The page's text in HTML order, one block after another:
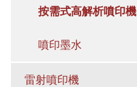
按需式高解析噴印機
噴印墨水
雷射噴印機